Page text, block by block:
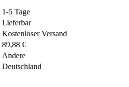
1-5 Tage
Lieferbar
Kostenloser Versand
89,88 €
Andere
Deutschland